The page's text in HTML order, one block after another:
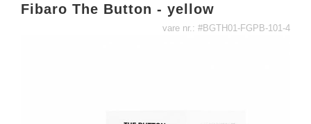
Fibaro The Button - yellow
vare nr.: #BGTH01-FGPB-101-4